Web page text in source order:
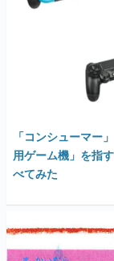
「コンシューマ
用ゲーム機」を指
べてみた